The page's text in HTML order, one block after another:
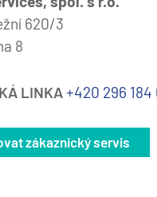
620/3
8
LINKA+420 296 184
zákaznický servis